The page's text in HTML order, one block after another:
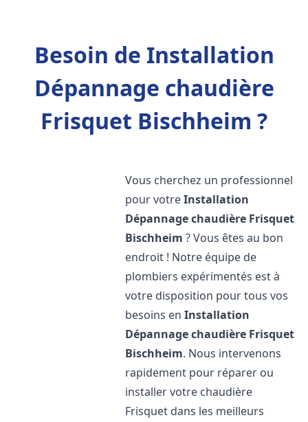
Besoin de Installation
Dépannage chaudière
Frisquet Bischheim ?
Vous cherchez un professionnel
pour votreInstallation
Dépannage chaudière Frisquet
Bischheim ? Vous êtes au bon
endroit ! Notre équipe de
plombiers expérimentés est à
votre disposition pour tous vos
besoins enInstallation
Dépannage chaudière Frisquet
Bischheim. Nous intervenons
rapidement pour réparer ou
installer votre chaudière
Frisquet dans les meilleurs